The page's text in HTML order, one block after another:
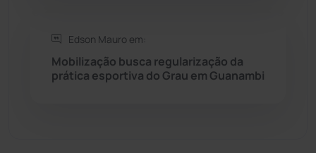
Edson Mauro em:
Mobilização busca regularização da
prática esportiva do Grau em Guanambi